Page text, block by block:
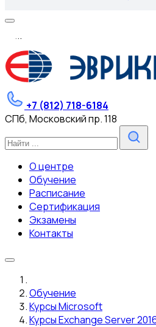
...
+7 (812) 718-6184
СПб, Московский пр. 118
О центре
Обучение
Расписание
Сертификация
Экзамены
Контакты
Обучение
Курсы Microsoft
Курсы Exchange Server